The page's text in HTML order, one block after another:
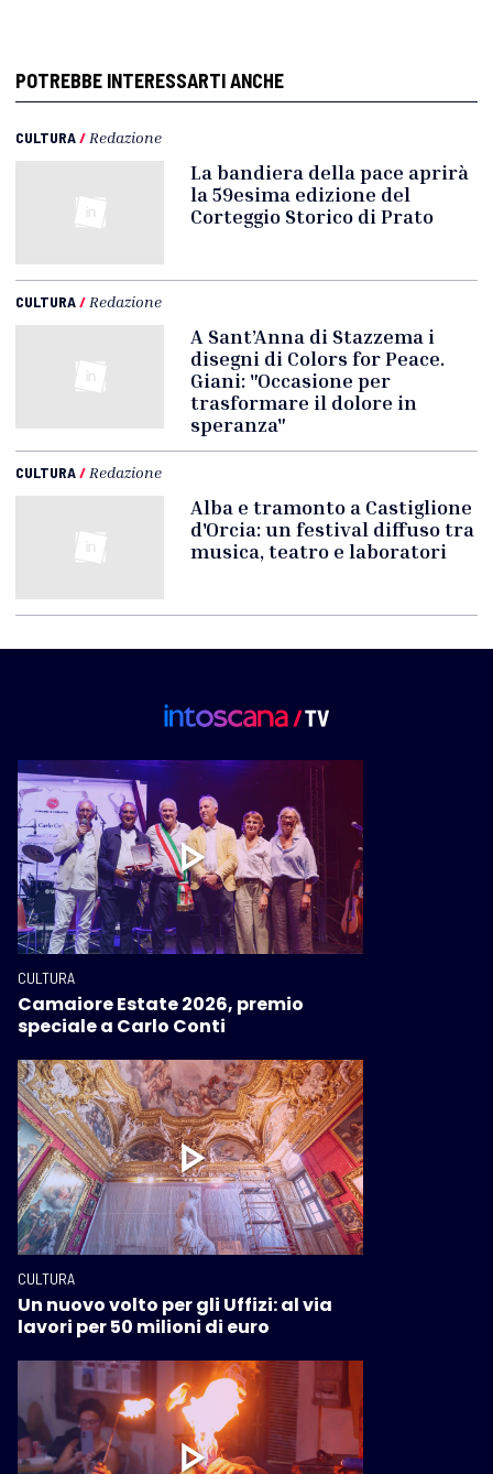
POTREBBE INTERESSARTI ANCHE
CULTURA/ Redazione
La bandiera della pace aprirà
la 59esima edizione del
Corteggio Storico di Prato
CULTURA/ Redazione
A Sant’Anna di Stazzema i
disegni di Colors for Peace.
Giani: "Occasione per
trasformare il dolore in
speranza"
CULTURA/ Redazione
Alba e tramonto a Castiglione
d'Orcia: un festival diffuso tra
musica, teatro e laboratori
CULTURA
Camaiore Estate 2026, premio
speciale a Carlo Conti
CULTURA
Un nuovo volto per gli Uffizi: al via
lavori per 50 milioni di euro